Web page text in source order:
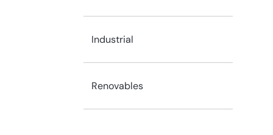
Industrial
Renovables